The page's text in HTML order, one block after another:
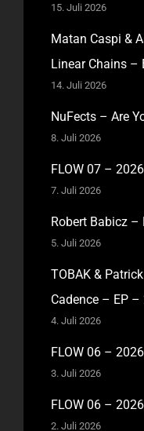
15. Juli 2026
Matan Caspi &
Linear Chains –
14. Juli 2026
NuFects – Are
8. Juli 2026
FLOW 07 –
7. Juli 2026
Robert Babicz
5. Juli 2026
TOBAK &
Cadence – EP –
4. Juli 2026
FLOW 06 –
3. Juli 2026
FLOW 06 –
2. Juli 2026